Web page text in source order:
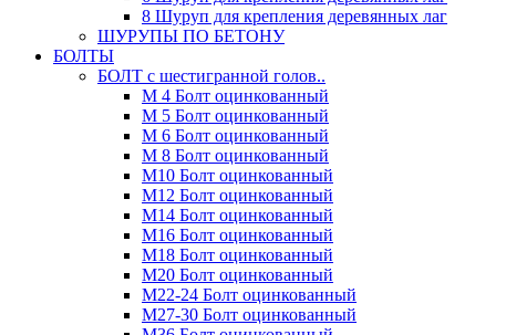
8 Шуруп для крепления деревянных лаг
ШУРУПЫ ПО БЕТОНУ
БОЛТЫ
БОЛТ с шестигранной голов..
М 4 Болт оцинкованный
М 5 Болт оцинкованный
М 6 Болт оцинкованный
М 8 Болт оцинкованный
М10 Болт оцинкованный
М12 Болт оцинкованный
М14 Болт оцинкованный
М16 Болт оцинкованный
М18 Болт оцинкованный
М20 Болт оцинкованный
М22-24 Болт оцинкованный
М27-30 Болт оцинкованный